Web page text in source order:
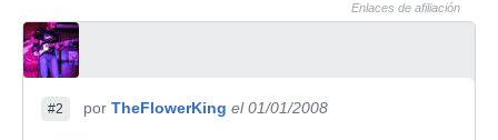
Enlaces de afiliación
#2 por TheFlowerKing el 01/01/2008